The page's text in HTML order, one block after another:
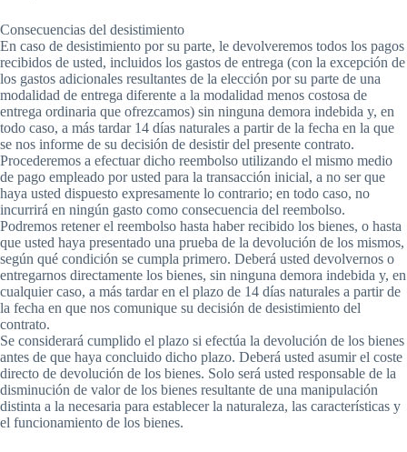
Consecuencias del desistimiento
En caso de desistimiento por su parte, le devolveremos todos los pagos
recibidos de usted, incluidos los gastos de entrega (con la excepción de
los gastos adicionales resultantes de la elección por su parte de una
modalidad de entrega diferente a la modalidad menos costosa de
entrega ordinaria que ofrezcamos) sin ninguna demora indebida y, en
todo caso, a más tardar 14 días naturales a partir de la fecha en la que
se nos informe de su decisión de desistir del presente contrato.
Procederemos a efectuar dicho reembolso utilizando el mismo medio
de pago empleado por usted para la transacción inicial, a no ser que
haya usted dispuesto expresamente lo contrario; en todo caso, no
incurrirá en ningún gasto como consecuencia del reembolso.
Podremos retener el reembolso hasta haber recibido los bienes, o hasta
que usted haya presentado una prueba de la devolución de los mismos,
según qué condición se cumpla primero. Deberá usted devolvernos o
entregarnos directamente los bienes, sin ninguna demora indebida y, en
cualquier caso, a más tardar en el plazo de 14 días naturales a partir de
la fecha en que nos comunique su decisión de desistimiento del
contrato.
Se considerará cumplido el plazo si efectúa la devolución de los bienes
antes de que haya concluido dicho plazo. Deberá usted asumir el coste
directo de devolución de los bienes. Solo será usted responsable de la
disminución de valor de los bienes resultante de una manipulación
distinta a la necesaria para establecer la naturaleza, las características y
el funcionamiento de los bienes.